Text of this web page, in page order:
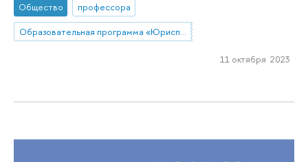
Общество
профессора
Образовательная программа «Юриспруденция»
11 октября 2023